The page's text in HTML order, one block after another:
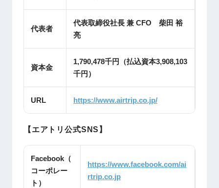
代表者
代表取締役社長 兼 CFO 柴田 裕
亮
資本金
1,790,478千円（払込資本3,908,103
千円）
URL https://www.airtrip.co.jp/
【エアトリ公式SNS】
Facebook（
コーポレー
ト）
https://www.facebook.com/ai
rtrip.co.jp